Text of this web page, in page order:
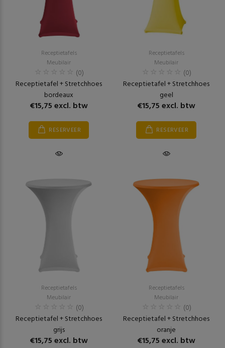
Receptietafels
Meubilair
(0)
Receptietafel + Stretchhoes
bordeaux
€15,75 excl. btw
RESERVEER
Receptietafels
Meubilair
(0)
Receptietafel + Stretchhoes
geel
€15,75 excl. btw
RESERVEER
Receptietafels
Meubilair
(0)
Receptietafel + Stretchhoes
grijs
€15,75 excl. btw
Receptietafels
Meubilair
(0)
Receptietafel + Stretchhoes
oranje
€15,75 excl. btw